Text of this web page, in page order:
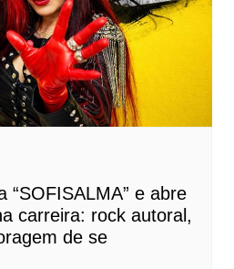
“SOFISALMA” e abre
carreira: rock autoral,
de se